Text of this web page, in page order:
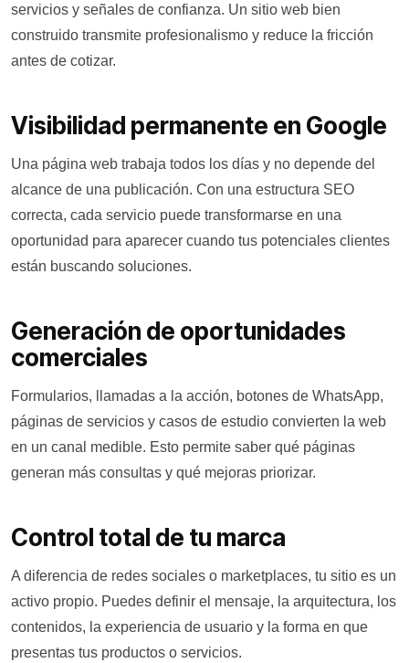
servicios y señales de confianza. Un sitio web bien
construido transmite profesionalismo y reduce la fricción
antes de cotizar.
Visibilidad permanente en Google
Una página web trabaja todos los días y no depende del
alcance de una publicación. Con una estructura SEO
correcta, cada servicio puede transformarse en una
oportunidad para aparecer cuando tus potenciales clientes
están buscando soluciones.
Generación de oportunidades
comerciales
Formularios, llamadas a la acción, botones de WhatsApp,
páginas de servicios y casos de estudio convierten la web
en un canal medible. Esto permite saber qué páginas
generan más consultas y qué mejoras priorizar.
Control total de tu marca
A diferencia de redes sociales o marketplaces, tu sitio es un
activo propio. Puedes definir el mensaje, la arquitectura, los
contenidos, la experiencia de usuario y la forma en que
presentas tus productos o servicios.